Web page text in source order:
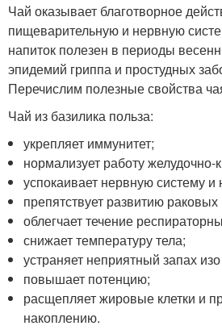
Чай оказывает благотворное
пищеварительную и нервную
напиток полезен в периоды
эпидемий гриппа и простудных
Перечислим полезные свойства
Чай из базилика польза:
укрепляет иммунитет;
нормализует работу желудочно-
успокаивает нервную систему и
препятствует развитию раковых
облегчает течение
снижает температуру тела;
устраняет неприятный запах
повышает потенцию;
расщепляет жировые клетки и
накоплению.